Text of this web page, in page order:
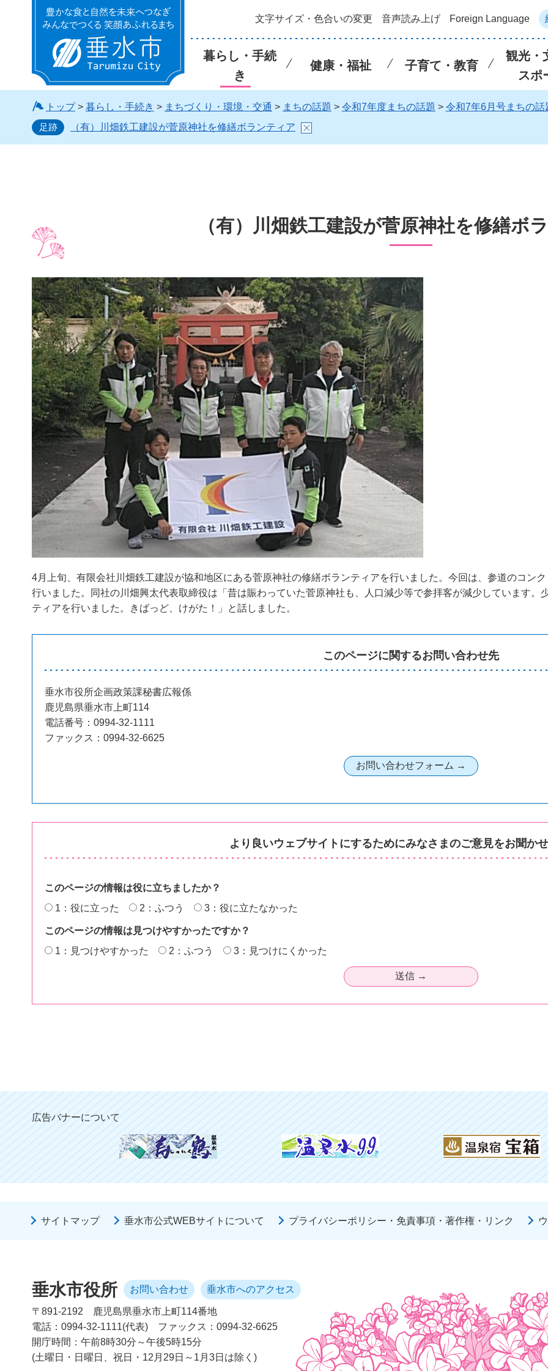
垂水市 文字サイズ・色合いの変更 音声読み上げ Foreign Language
暮らし・手続
き
健康・福祉 子育て・教育
観光・
スポ
トップ> 暮らし・手続き > まちづくり・環境・交通 > まちの話題 > 令和7年度まちの話題 > 令和7年6月号まちの話
足跡
（有）川畑鉄工建設が菅原神社を修繕ボランティア
（有）川畑鉄工建設が菅原神社を修繕ボ
4月上旬、有限会社川畑鉄工建設が協和地区にある菅原神社の修繕ボランティアを行いました。今回は、参道のコン
行いました。同社の川畑興太代表取締役は「昔は賑わっていた菅原神社も、人口減少等で参拝客が減少しています。
ティアを行いました。きばっど、けがた！」と話しました。
このページに関するお問い合わせ先
垂水市役所企画政策課秘書広報係
鹿児島県垂水市上町114
電話番号：0994-32-1111
ファックス：0994-32-6625
より良いウェブサイトにするためにみなさまのご意見をお聞か
このページの情報は役に立ちましたか？
1：役に立った
2：ふつう 3：役に立たなかった
このページの情報は見つけやすかったですか？
1：見つけやすかった
2：ふつう 3：見つけにくかった
広告バナーについて
サイトマップ 垂水市公式WEBサイトについて プライバシーポリシー・免責事項・著作権・リンク
垂水市役所 お問い合わせ 垂水市へのアクセス
〒891-2192
鹿児島県垂水市上町114番地
電話：0994-32-1111(代表)
ファックス：0994-32-6625
開庁時間：午前8時30分～午後5時15分
(土曜日・日曜日、祝日・12月29日～1月3日は除く)